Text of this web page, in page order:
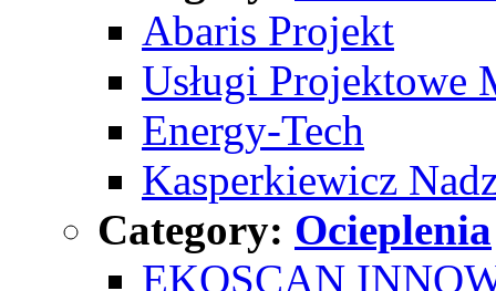
Abaris Projekt
Usługi Projektowe
Energy-Tech
Kasperkiewicz
Category: Ocieplenia
EKOSCAN